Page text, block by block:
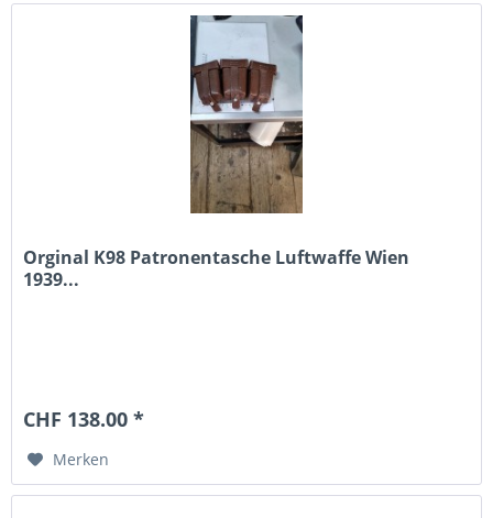
Orginal K98 Patronentasche Luftwaffe Wien
1939...
CHF 138.00 *
Merken